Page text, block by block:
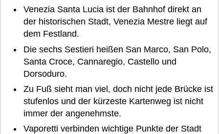
Venezia Santa Lucia ist der Bahnhof direkt an
der historischen Stadt, Venezia Mestre liegt auf
dem Festland.
Die sechs Sestieri heißen San Marco, San Polo,
Santa Croce, Cannaregio, Castello und
Dorsoduro.
Zu Fuß sieht man viel, doch nicht jede Brücke ist
stufenlos und der kürzeste Kartenweg ist nicht
immer der angenehmste.
Vaporetti verbinden wichtige Punkte der Stadt